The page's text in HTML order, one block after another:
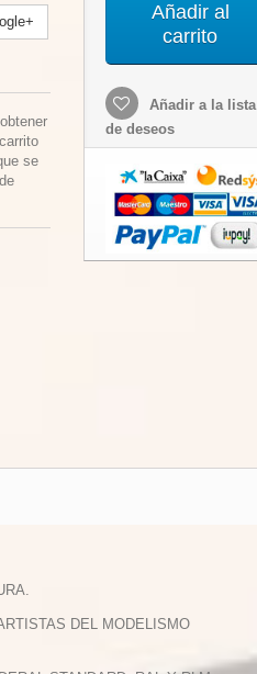
se
Añadir al
carrito
Añadir a la lista
de deseos
DEL MODELISMO